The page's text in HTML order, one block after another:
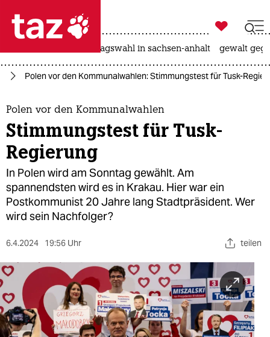
 taz zahl ich
taz zahl ich
themen
politik
öko
gesellschaft
kultur
sport
berlin
nord
wahrheit

taz zahl ich
landtagswahl in sachsen-anhalt gewalt
Polen vor den Kommunalwahlen: Stimmungs­test für Tusk-
Polen vor den Kommunalwahlen
Stimmungs­test für Tusk-
Regierung
In Polen wird am Sonntag gewählt. Am
spannendsten wird es in Krakau. Hier war ein
Postkommunist 20 Jahre lang Stadtpräsident. Wer
wird sein Nachfolger?
6.4.2024 19:56 Uhr teilen